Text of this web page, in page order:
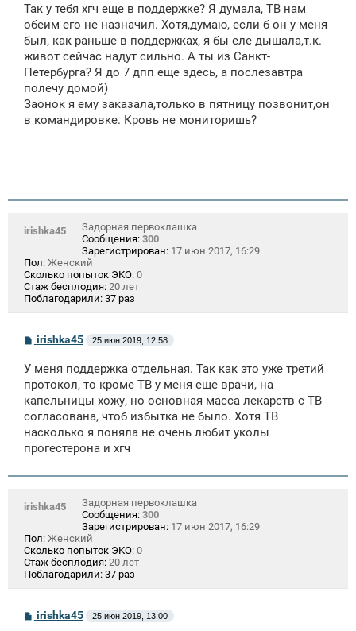
Так у тебя хгч еще в поддержке? Я думала, ТВ нам
обеим его не назначил. Хотя,думаю, если б он у меня
был, как раньше в поддержках, я бы еле дышала,т.к.
живот сейчас надут сильно. А ты из Санкт-
Петербурга? Я до 7 дпп еще здесь, а послезавтра
полечу домой)
Заонок я ему заказала,только в пятницу позвонит,он
в командировке. Кровь не мониторишь?
irishka45
Задорная первоклашка
Сообщения: 300
Зарегистрирован: 17 июн 2017, 16:29
Пол: Женский
Сколько попыток ЭКО: 0
Стаж бесплодия: 20 лет
Поблагодарили: 37 раз
С
о
б
щ
е
н
и
irishka45 25 июн 2019, 12:58
У меня поддержка отдельная. Так как это уже третий
протокол, то кроме ТВ у меня еще врачи, на
капельницы хожу, но основная масса лекарств с ТВ
согласована, чтоб избытка не было. Хотя ТВ
насколько я поняла не очень любит уколы
прогестерона и хгч
irishka45
Задорная первоклашка
Сообщения: 300
Зарегистрирован: 17 июн 2017, 16:29
Пол: Женский
Сколько попыток ЭКО: 0
Стаж бесплодия: 20 лет
Поблагодарили: 37 раз
С
о
irishka45 25 июн 2019, 13:00